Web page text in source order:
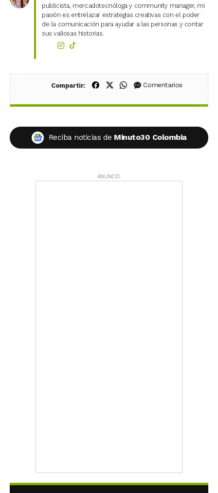
publicista, mercadotecnóloga y community manager, mi
pasión es entrelazar estrategias creativas con el poder
de la comunicación para ayudar a las personas y contar
sus valiosas historias.
Compartir: Compartir en Facebook
Compartir en X (Twitter)
Compartir en WhatsApp
Comentarios
Reciba noticias de Minuto30 Colombia
ANUNCIO